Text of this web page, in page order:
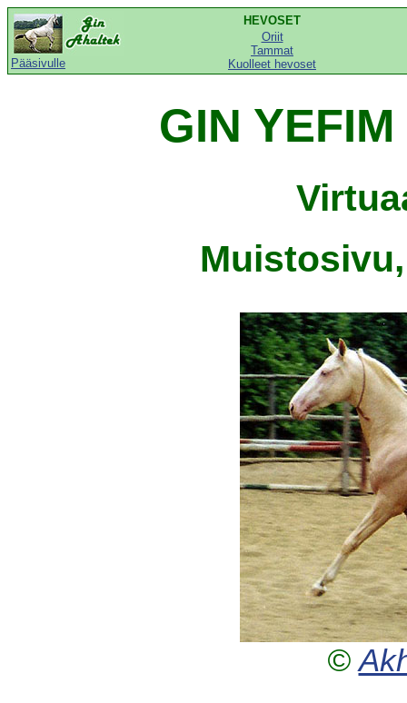
Pääsivulle
HEVOSET
Oriit
Tammat
Kuolleet hevoset
GIN
©